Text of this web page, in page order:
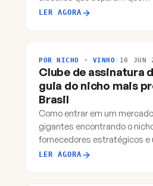
trava.
LER AGORA
POR NICHO · VINHO · 10 JUN
Clube de assinatura
guia do nicho mais
Brasil
Como entrar em um
gigantes encontrando o
fornecedores estratégicos e
valor que vende.
LER AGORA